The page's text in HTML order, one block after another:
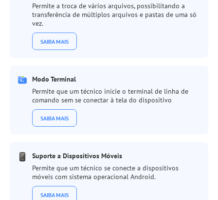
Permite a troca de vários arquivos, possibilitando a
transferência de múltiplos arquivos e pastas de uma só
vez.
SAIBA MAIS
Modo Terminal
Permite que um técnico inicie o terminal de linha de
comando sem se conectar à tela do dispositivo
SAIBA MAIS
Suporte a Dispositivos Móveis
Permite que um técnico se conecte a dispositivos
móveis com sistema operacional Android.
SAIBA MAIS